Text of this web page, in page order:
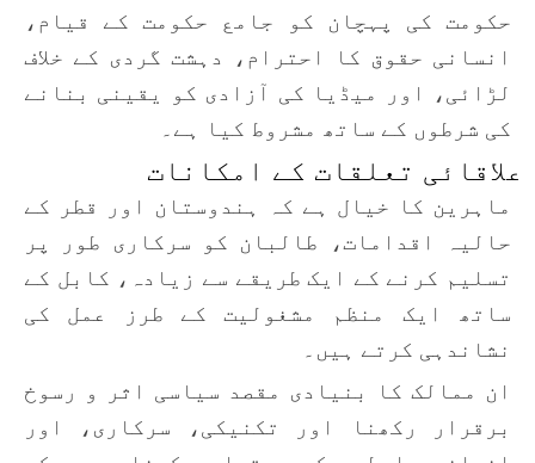
حکومت کی پہچان کو جامع حکومت کے قیام،
انسانی حقوق کا احترام، دہشت گردی کے خلاف
لڑائی، اور میڈیا کی آزادی کو یقینی بنانے
کی شرطوں کے ساتھ مشروط کیا ہے۔
علاقائی تعلقات کے امکانات
ماہرین کا خیال ہے کہ ہندوستان اور قطر کے
حالیہ اقدامات، طالبان کو سرکاری طور پر
تسلیم کرنے کے ایک طریقے سے زیادہ، کابل کے
ساتھ ایک منظم مشغولیت کے طرز عمل کی
نشاندہی کرتے ہیں۔
ان ممالک کا بنیادی مقصد سیاسی اثر و رسوخ
برقرار رکھنا اور تکنیکی، سرکاری، اور